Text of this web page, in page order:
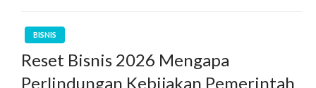
BISNIS
Reset Bisnis 2026 Mengapa
Perlindungan Kebijakan Pemerintah